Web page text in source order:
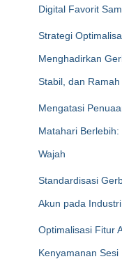
Digital Favorit
Strategi
Menghadirkan
Stabil, dan
Mengatasi
Matahari
Wajah
Standardisasi
Akun pada
Optimalisasi Fitur
Kenyamanan